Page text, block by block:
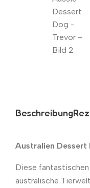
Beschreibung
Australien Dessert
Diese
australische